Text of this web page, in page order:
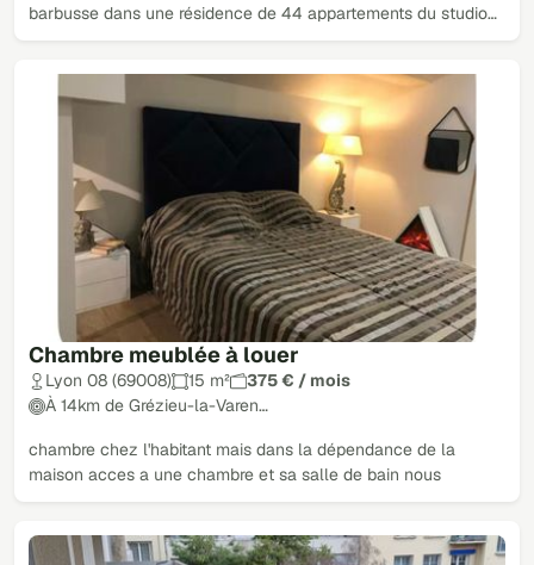
barbusse dans une résidence de 44 appartements du studio…
Chambre meublée à louer
Lyon 08 (69008) 15 m²
375 € / mois
À 14km de Grézieu-la-Varen…
chambre chez l'habitant mais dans la dépendance de la
maison acces a une chambre et sa salle de bain nous